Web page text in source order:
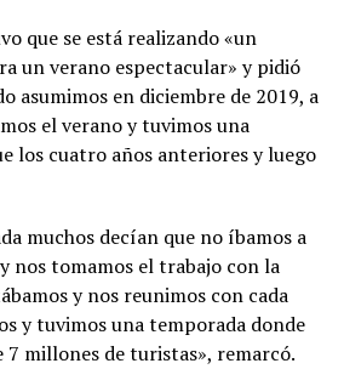
que se está realizando «un
un verano espectacular» y pidió
asumimos en diciembre de 2019, a
el verano y tuvimos una
los cuatro años anteriores y luego
muchos decían que no íbamos a
nos tomamos el trabajo con la
y nos reunimos con cada
y tuvimos una temporada donde
7 millones de turistas», remarcó.